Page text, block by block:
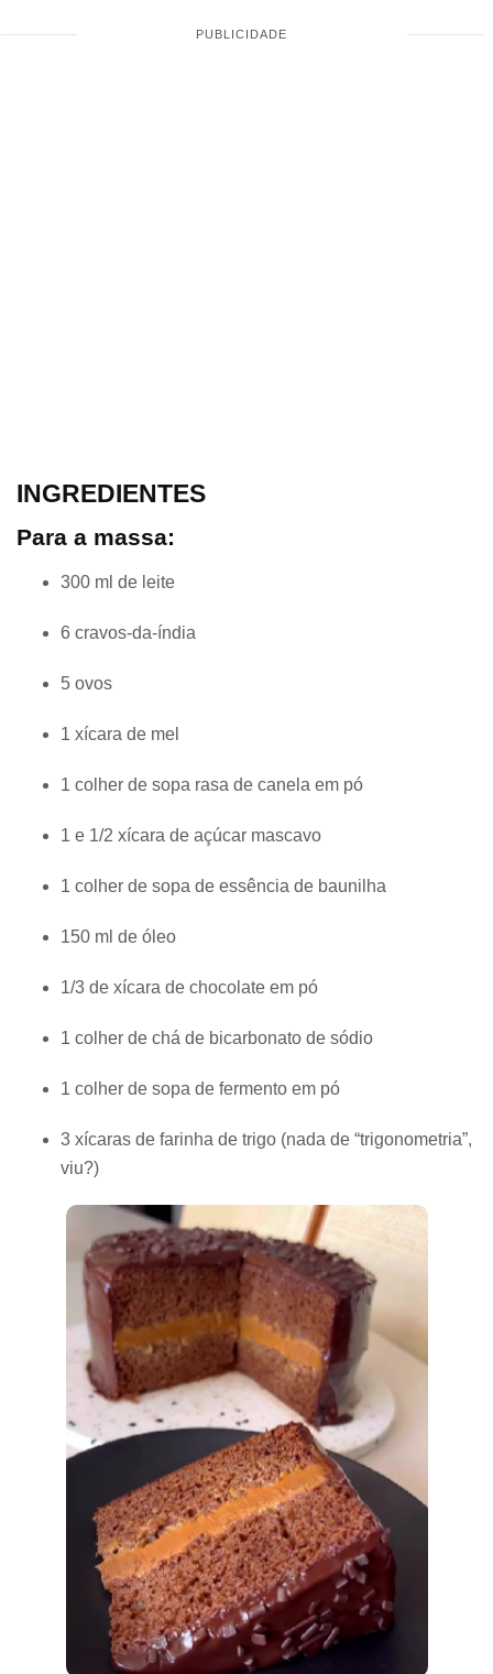
INGREDIENTES
Para a massa:
300 ml de leite
6 cravos-da-índia
5 ovos
1 xícara de mel
1 colher de sopa rasa de canela em pó
1 e 1/2 xícara de açúcar mascavo
1 colher de sopa de essência de baunilha
150 ml de óleo
1/3 de xícara de chocolate em pó
1 colher de chá de bicarbonato de sódio
1 colher de sopa de fermento em pó
3 xícaras de farinha de trigo (nada de “trigonometria”,
viu?)